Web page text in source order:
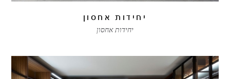
יחידות אחסון
יחידות אחסון